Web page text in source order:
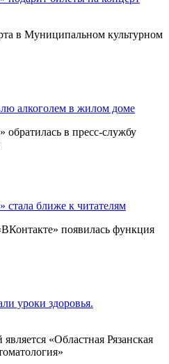
в Муниципальном культурном
алкоголем в жилом доме
обратилась в пресс-службу
стала ближе к читателям
появилась функция
уроки здоровья.
«Областная Рязанская